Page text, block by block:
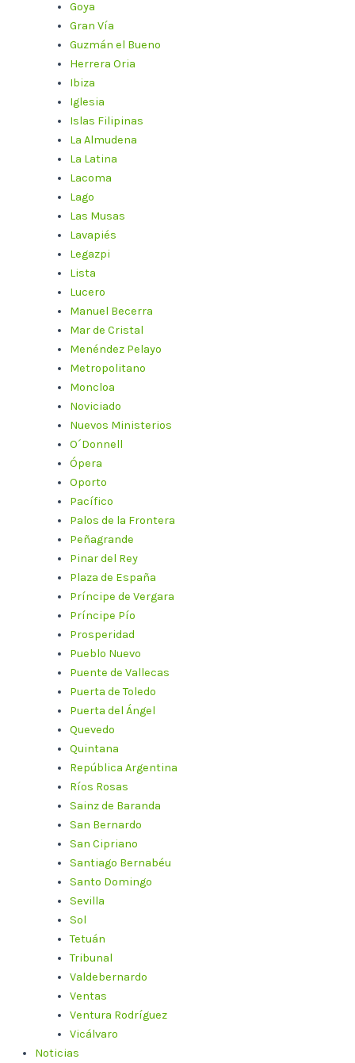
Goya
Gran Vía
Guzmán el Bueno
Herrera Oria
Ibiza
Iglesia
Islas Filipinas
La Almudena
La Latina
Lacoma
Lago
Las Musas
Lavapiés
Legazpi
Lista
Lucero
Manuel Becerra
Mar de Cristal
Menéndez Pelayo
Metropolitano
Moncloa
Noviciado
Nuevos Ministerios
O´Donnell
Ópera
Oporto
Pacífico
Palos de la Frontera
Peñagrande
Pinar del Rey
Plaza de España
Príncipe de Vergara
Príncipe Pío
Prosperidad
Pueblo Nuevo
Puente de Vallecas
Puerta de Toledo
Puerta del Ángel
Quevedo
Quintana
República Argentina
Ríos Rosas
Sainz de Baranda
San Bernardo
San Cipriano
Santiago Bernabéu
Santo Domingo
Sevilla
Sol
Tetuán
Tribunal
Valdebernardo
Ventas
Ventura Rodríguez
Vicálvaro
Noticias